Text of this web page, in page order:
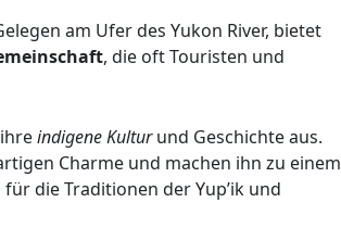
am Ufer des Yukon River, bietet
, die oft Touristen und
indigene Kulturund Geschichte aus.
Charme und machen ihn zu einem
die Traditionen der Yup’ik und